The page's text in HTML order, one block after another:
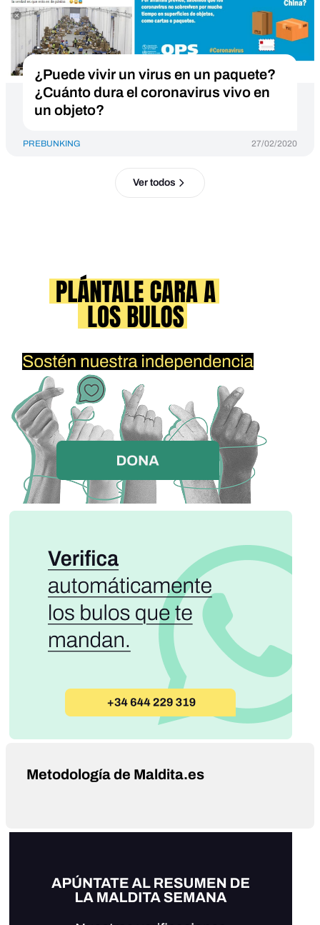
¿Puede vivir un virus en un paquete?
¿Cuánto dura el coronavirus vivo en
un objeto?
PREBUNKING 27/02/2020
Ver todos
Metodología de Maldita.es